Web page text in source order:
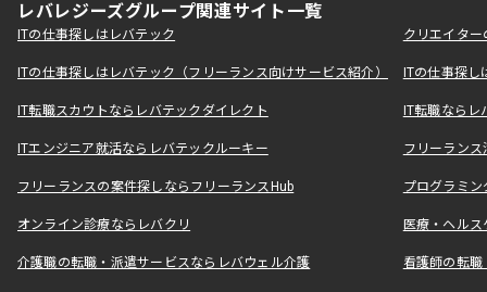
レバレジーズグループ関連サイト一覧
ITの仕事探しはレバテック クリエイタ
ITの仕事探しはレバテック（フリーランス向けサービス紹介） ITの仕事探
IT転職スカウトならレバテックダイレクト IT転職なら
ITエンジニア就活ならレバテックルーキー フリーラン
フリーランスの案件探しならフリーランスHub プログラミ
オンライン診療ならレバクリ 医療・ヘル
介護職の転職・派遣サービスならレバウェル介護 看護師の転